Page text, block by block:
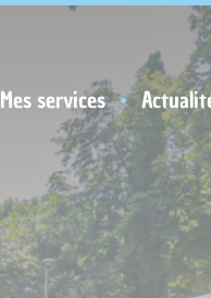
Mes services